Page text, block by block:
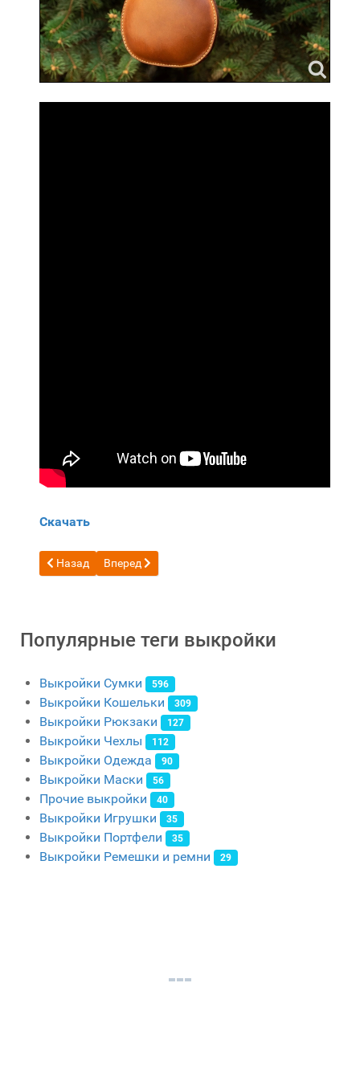
Скачать
Предыдущий: Бесплатная выкройка кожаная Копилка в
Назад Следующий: Бесплатная выкройка кожаный
Вперед
Популярные теги выкройки
Выкройки Сумки 596
Выкройки Кошельки 309
Выкройки Рюкзаки 127
Выкройки Чехлы 112
Выкройки Одежда 90
Выкройки Маски 56
Прочие выкройки 40
Выкройки Игрушки 35
Выкройки Портфели 35
Выкройки Ремешки и ремни 29